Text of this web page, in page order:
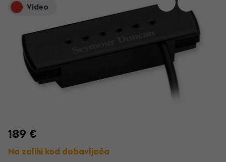
Video
189 €
Na zalihi kod dobavljača